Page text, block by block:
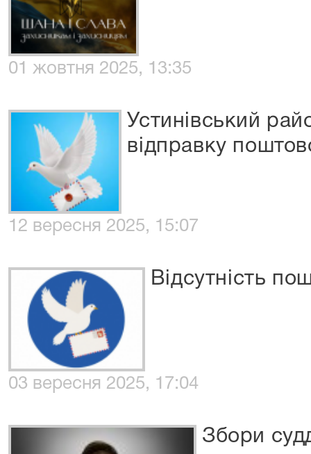
01 жовтня 2025, 13:35
Устинівський
вiдправку
12 вересня 2025, 15:07
Відсутність
03 вересня 2025, 17:04
Збори